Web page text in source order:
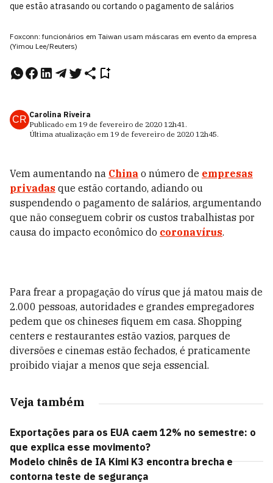
que estão atrasando ou cortando o pagamento de salários
Foxconn: funcionários em Taiwan usam máscaras em evento da empresa
(Yimou Lee/Reuters)
CR Carolina Riveira
Publicado em 19 de fevereiro de 2020 12h41.
Última atualização em 19 de fevereiro de 2020 12h45.
Vem aumentando na China o número de empresas
privadas que estão cortando, adiando ou
suspendendo o pagamento de salários, argumentando
que não conseguem cobrir os custos trabalhistas por
causa do impacto econômico do coronavírus.
Para frear a propagação do vírus que já matou mais de
2.000 pessoas, autoridades e grandes empregadores
pedem que os chineses fiquem em casa. Shopping
centers e restaurantes estão vazios, parques de
diversões e cinemas estão fechados, é praticamente
proibido viajar a menos que seja essencial.
Veja também
Exportações para os EUA caem 12% no semestre: o
que explica esse movimento?
Modelo chinês de IA Kimi K3 encontra brecha e
contorna teste de segurança